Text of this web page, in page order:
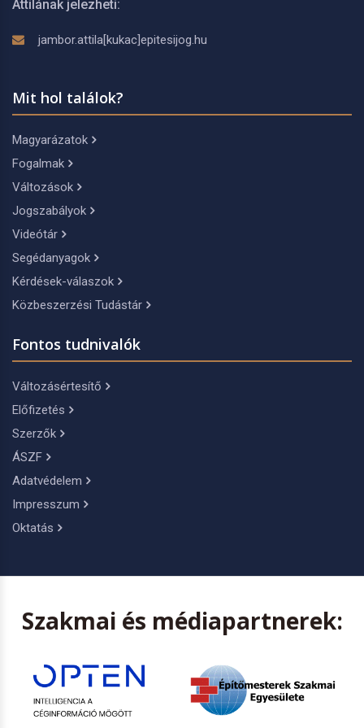
Attilának jelezheti:
jambor.attila[kukac]epitesijog.hu
Mit hol találok?
Magyarázatok
Fogalmak
Változások
Jogszabályok
Videótár
Segédanyagok
Kérdések-válaszok
Közbeszerzési Tudástár
Fontos tudnivalók
Változásértesítő
Előfizetés
Szerzők
ÁSZF
Adatvédelem
Impresszum
Oktatás
Szakmai és médiapartnerek: